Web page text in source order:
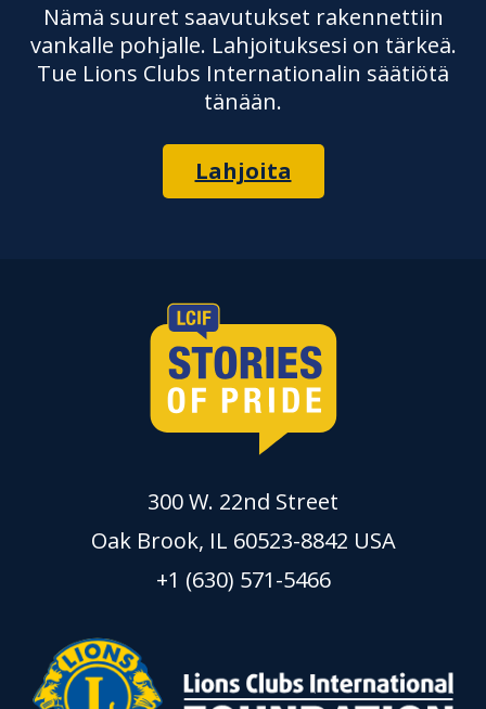
Nämä suuret saavutukset rakennettiin
vankalle pohjalle. Lahjoituksesi on tärkeä.
Tue Lions Clubs Internationalin säätiötä
tänään.
Lahjoita
300 W. 22nd Street
Oak Brook, IL 60523-8842 USA
+1 (630) 571-5466